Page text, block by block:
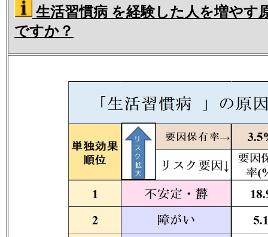
生活習慣病 を経験した人を増やす
ですか？